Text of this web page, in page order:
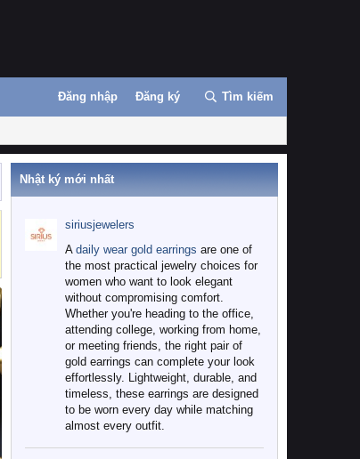
Đăng nhập Đăng ký Tìm kiếm
Nhật ký mới nhất
siriusjewelers
A daily wear gold earrings are one of
the most practical jewelry choices for
women who want to look elegant
without compromising comfort.
Whether you're heading to the office,
attending college, working from home,
or meeting friends, the right pair of
gold earrings can complete your look
effortlessly. Lightweight, durable, and
timeless, these earrings are designed
to be worn every day while matching
almost every outfit.